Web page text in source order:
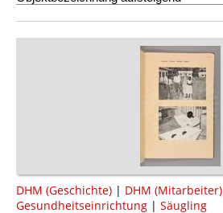
DHM (Geschichte) | DHM (Mitarbeiter)
Gesundheitseinrichtung | Säugling